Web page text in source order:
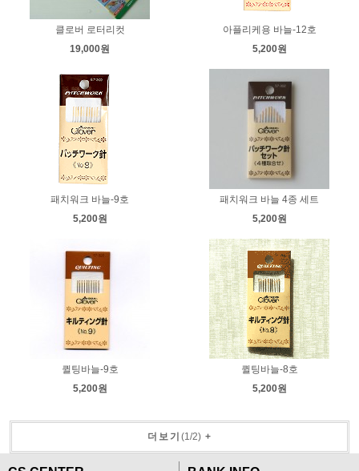
클로버 로터리컷
19,000원
아플리케용 바늘-12호
5,200원
패치워크 바늘-9호
5,200원
패치워크 바늘 4종 세트
5,200원
퀼팅바늘-9호
5,200원
퀼팅바늘-8호
5,200원
더보기 (1/2)+